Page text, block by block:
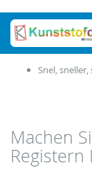
Ga
naar
inhoud
Productie in
Machen